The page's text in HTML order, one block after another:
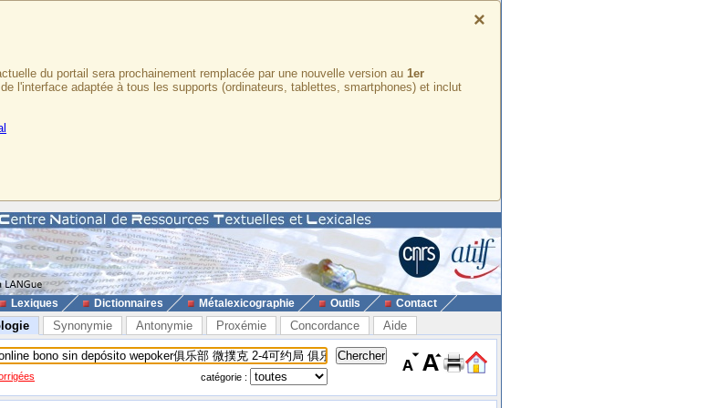
×
du portail sera prochainement remplacée par une nouvelle version au 1er
l'interface adaptée à tous les supports (ordinateurs, tablettes, smartphones) et inclut
Lexiques Dictionnaires Métalexicographie Outils Contact
Synonymie Antonymie Proxémie Concordance Aide
catégorie :